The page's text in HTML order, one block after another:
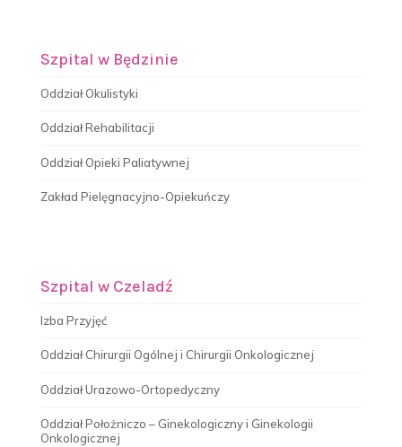
Szpital w Będzinie
Oddział Okulistyki
Oddział Rehabilitacji
Oddział Opieki Paliatywnej
Zakład Pielęgnacyjno-Opiekuńczy
Szpital w Czeladź
Izba Przyjęć
Oddział Chirurgii Ogólnej i Chirurgii Onkologicznej
Oddział Urazowo-Ortopedyczny
Oddział Położniczo – Ginekologiczny i Ginekologii
Onkologicznej